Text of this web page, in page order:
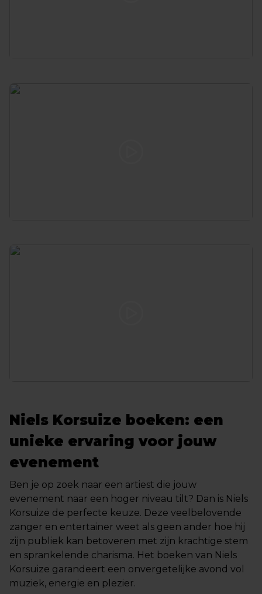
Niels Korsuize boeken: een
unieke ervaring voor jouw
evenement
Ben je op zoek naar een artiest die jouw
evenement naar een hoger niveau tilt? Dan is Niels
Korsuize de perfecte keuze. Deze veelbelovende
zanger en entertainer weet als geen ander hoe hij
zijn publiek kan betoveren met zijn krachtige stem
en sprankelende charisma. Het boeken van Niels
Korsuize garandeert een onvergetelijke avond vol
muziek, energie en plezier.